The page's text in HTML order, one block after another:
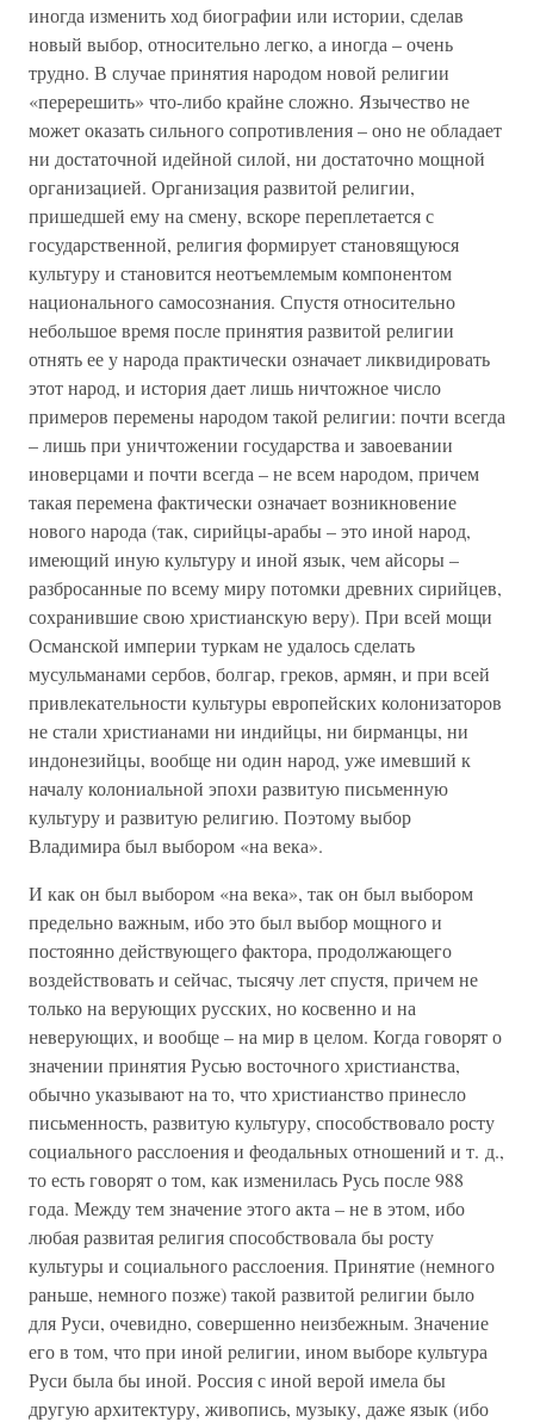
иногда изменить ход биографии или истории, сделав
новый выбор, относительно легко, а иногда – очень
трудно. В случае принятия народом новой религии
«перерешить» что-либо крайне сложно. Язычество не
может оказать сильного сопротивления – оно не обладает
ни достаточной идейной силой, ни достаточно мощной
организацией. Организация развитой религии,
пришедшей ему на смену, вскоре переплетается с
государственной, религия формирует становящуюся
культуру и становится неотъемлемым компонентом
национального самосознания. Спустя относительно
небольшое время после принятия развитой религии
отнять ее у народа практически означает ликвидировать
этот народ, и история дает лишь ничтожное число
примеров перемены народом такой религии: почти всегда
– лишь при уничтожении государства и завоевании
иноверцами и почти всегда – не всем народом, причем
такая перемена фактически означает возникновение
нового народа (так, сирийцы-арабы – это иной народ,
имеющий иную культуру и иной язык, чем айсоры –
разбросанные по всему миру потомки древних сирийцев,
сохранившие свою христианскую веру). При всей мощи
Османской империи туркам не удалось сделать
мусульманами сербов, болгар, греков, армян, и при всей
привлекательности культуры европейских колонизаторов
не стали христианами ни индийцы, ни бирманцы, ни
индонезийцы, вообще ни один народ, уже имевший к
началу колониальной эпохи развитую письменную
культуру и развитую религию. Поэтому выбор
Владимира был выбором «на века».
И как он был выбором «на века», так он был выбором
предельно важным, ибо это был выбор мощного и
постоянно действующего фактора, продолжающего
воздействовать и сейчас, тысячу лет спустя, причем не
только на верующих русских, но косвенно и на
неверующих, и вообще – на мир в целом. Когда говорят о
значении принятия Русью восточного христианства,
обычно указывают на то, что христианство принесло
письменность, развитую культуру, способствовало росту
социального расслоения и феодальных отношений и т. д.,
то есть говорят о том, как изменилась Русь после 988
года. Между тем значение этого акта – не в этом, ибо
любая развитая религия способствовала бы росту
культуры и социального расслоения. Принятие (немного
раньше, немного позже) такой развитой религии было
для Руси, очевидно, совершенно неизбежным. Значение
его в том, что при иной религии, ином выборе культура
Руси была бы иной. Россия с иной верой имела бы
другую архитектуру, живопись, музыку, даже язык (ибо